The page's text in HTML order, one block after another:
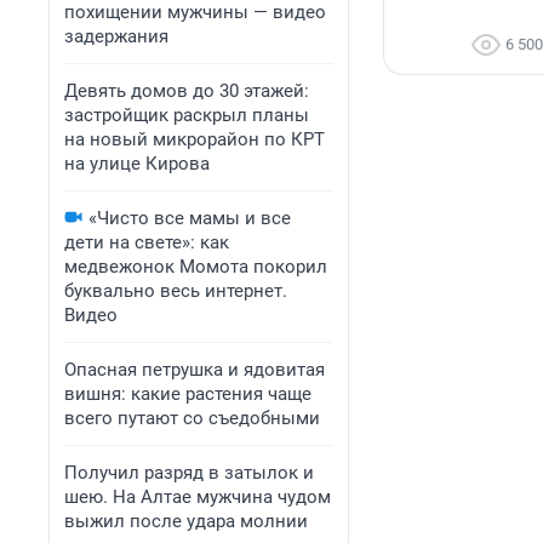
похищении мужчины — видео
задержания
Девять домов до 30 этажей:
застройщик раскрыл планы
на новый микрорайон по КРТ
на улице Кирова
«Чисто все мамы и все
дети на свете»: как
медвежонок Момота покорил
буквально весь интернет.
Видео
Опасная петрушка и ядовитая
вишня: какие растения чаще
всего путают со съедобными
Получил разряд в затылок и
шею. На Алтае мужчина чудом
выжил после удара молнии
6 500